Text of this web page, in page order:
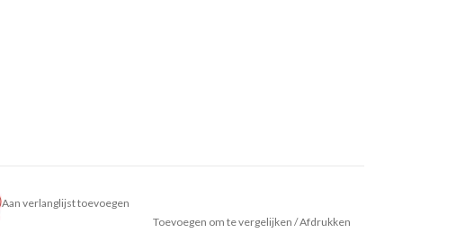
Aan verlanglijst toevoegen
Toevoegen om te vergelijken /Afdrukken